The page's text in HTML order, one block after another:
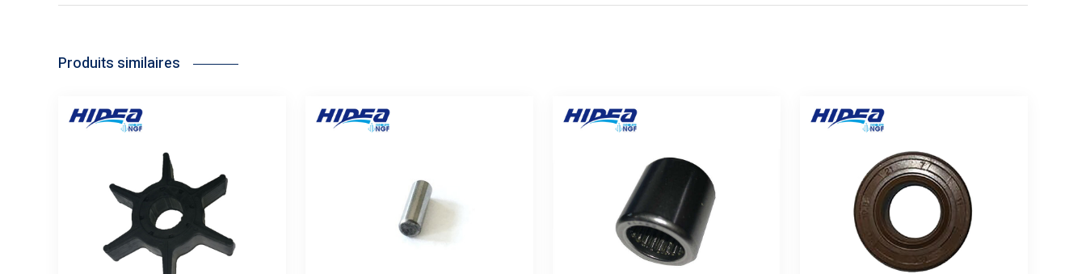
Produits similaires